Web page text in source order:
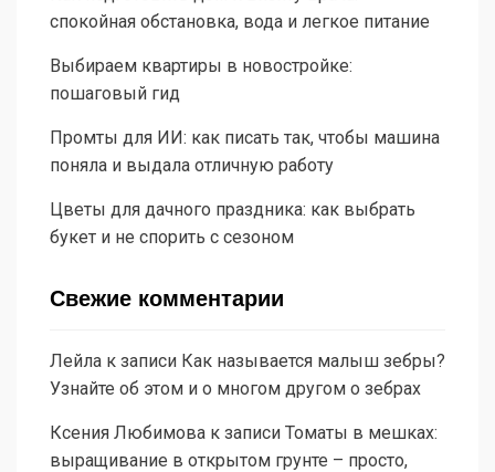
спокойная обстановка, вода и легкое питание
Выбираем квартиры в новостройке:
пошаговый гид
Промты для ИИ: как писать так, чтобы машина
поняла и выдала отличную работу
Цветы для дачного праздника: как выбрать
букет и не спорить с сезоном
Свежие комментарии
Лейла к записи Как называется малыш зебры?
Узнайте об этом и о многом другом о зебрах
Ксения Любимова к записи Томаты в мешках:
выращивание в открытом грунте – просто,